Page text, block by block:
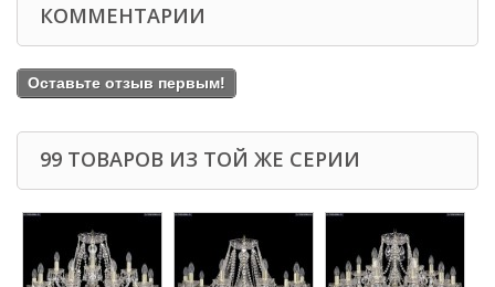
КОММЕНТАРИИ
Оставьте отзыв первым!
99 ТОВАРОВ ИЗ ТОЙ ЖЕ СЕРИИ